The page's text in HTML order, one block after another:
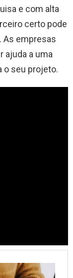
e com alta
certo pode
As empresas
ajuda a uma
o seu projeto.